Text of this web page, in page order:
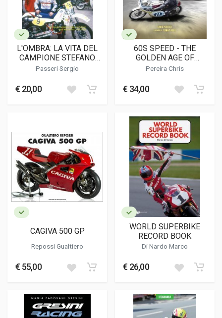
L'OMBRA: LA VITA DEL
CAMPIONE STEFANO
PASSERI VISTA
OCCHI
Passeri Sergio
€ 20,00
60S SPEED - THE
GOLDEN AGE OF
MOTORCYCLE GRAND
Pereira Chris
€ 34,00
CAGIVA 500 GP
Repossi Gualtiero
€ 55,00
WORLD SUPERBIKE
RECORD BOOK
Di Nardo Marco
€ 26,00